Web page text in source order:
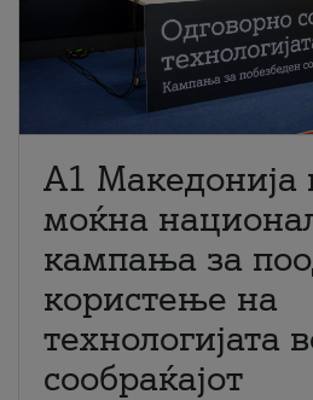
A1 Македонија
моќна
кампања за
користење на
технологијата
сообраќајот